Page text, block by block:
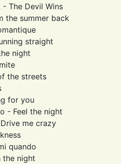
- The Devil Wins
the summer back
straight
night
the streets
for you
- Feel the night
me crazy
quando
the night